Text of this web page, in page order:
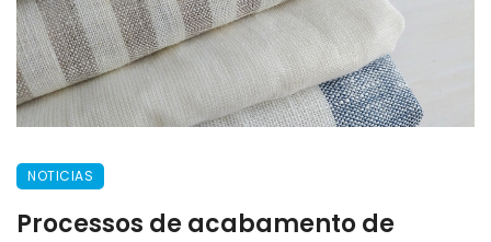
NOTICIAS
Processos de acabamento de